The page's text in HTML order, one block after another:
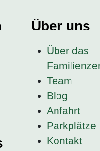
Über uns
Über das
Team
Blog
Anfahrt
Parkplätze
Kontakt